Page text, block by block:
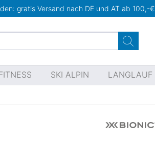
gratis Versand nach DE und AT ab 100,-€
SKI ALPIN LANGLAUF